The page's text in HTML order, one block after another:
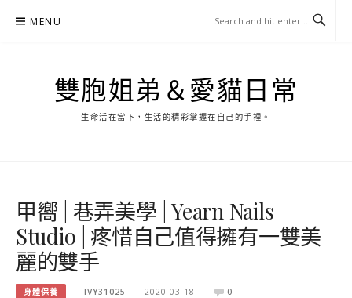
MENU
雙胞姐弟＆愛貓日常
生命活在當下，生活的精彩掌握在自己的手裡。
甲嚮 | 巷弄美學 | Yearn Nails
Studio | 疼惜自己值得擁有一雙美
麗的雙手
身體保養 IVY31025 2020-03-18 0